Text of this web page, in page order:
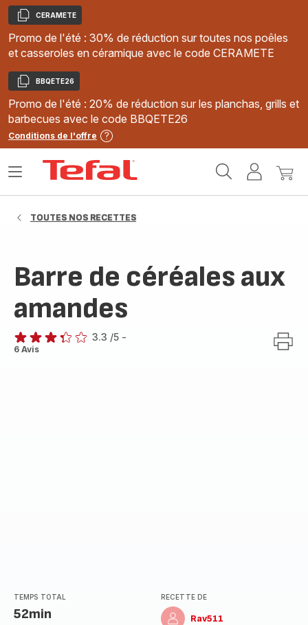
Copier
CERAMETE
Promo de l'été : 30% de réduction sur toutes nos poêles
et casseroles en céramique avec le code CERAMETE
Copier
BBQETE26
Promo de l'été : 20% de réduction sur les planchas, grills et
barbecues avec le code BBQETE26
Conditions de l'offre
MonMon
Ouvrir
TOUTES NOS RECETTES
Barre de céréales aux
amandes
ratings.3.3
3.3 /5 -
6 Avis
TEMPS TOTAL
52min
RECETTE DE
Rav511